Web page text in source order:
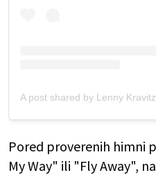
Pored proverenih himni
My Way" ili "Fly Away",